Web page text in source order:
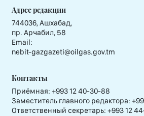
Адрес редакции
744036, Ашхабад,
пр. Арчабил, 58
Email:
nebit-gazgazeti@oilgas.gov.tm
Контакты
Приёмная: +993 12 40-30-88
Заместитель главного редактора:
Ответственный секретарь: +993 12